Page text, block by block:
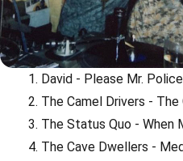
David - Please Mr.
The Camel Drivers - The
The Status Quo - When
The Cave Dwellers -